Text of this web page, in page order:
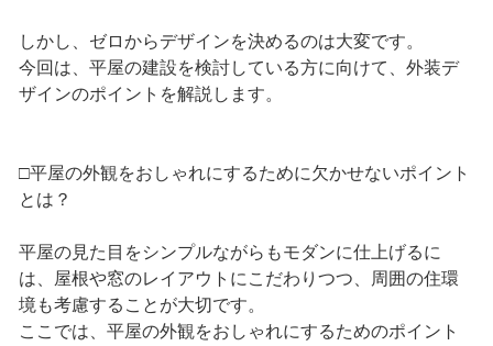
しかし、ゼロからデザインを決めるのは大変です。
今回は、平屋の建設を検討している方に向けて、外装デ
ザインのポイントを解説します。
□平屋の外観をおしゃれにするために欠かせないポイント
とは？
平屋の見た目をシンプルながらもモダンに仕上げるに
は、屋根や窓のレイアウトにこだわりつつ、周囲の住環
境も考慮することが大切です。
ここでは、平屋の外観をおしゃれにするためのポイント